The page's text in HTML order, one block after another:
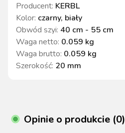
Producent: KERBL
Kolor: czarny, biały
Obwód szyi: 40 cm - 55 cm
Waga netto: 0.059 kg
Waga brutto: 0.059 kg
Szerokość: 20 mm
Opinie o produkcie (0)